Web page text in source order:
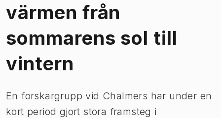
värmen från
sommarens sol till
vintern
​En forskargrupp vid Chalmers har under en
kort period gjort stora framsteg i